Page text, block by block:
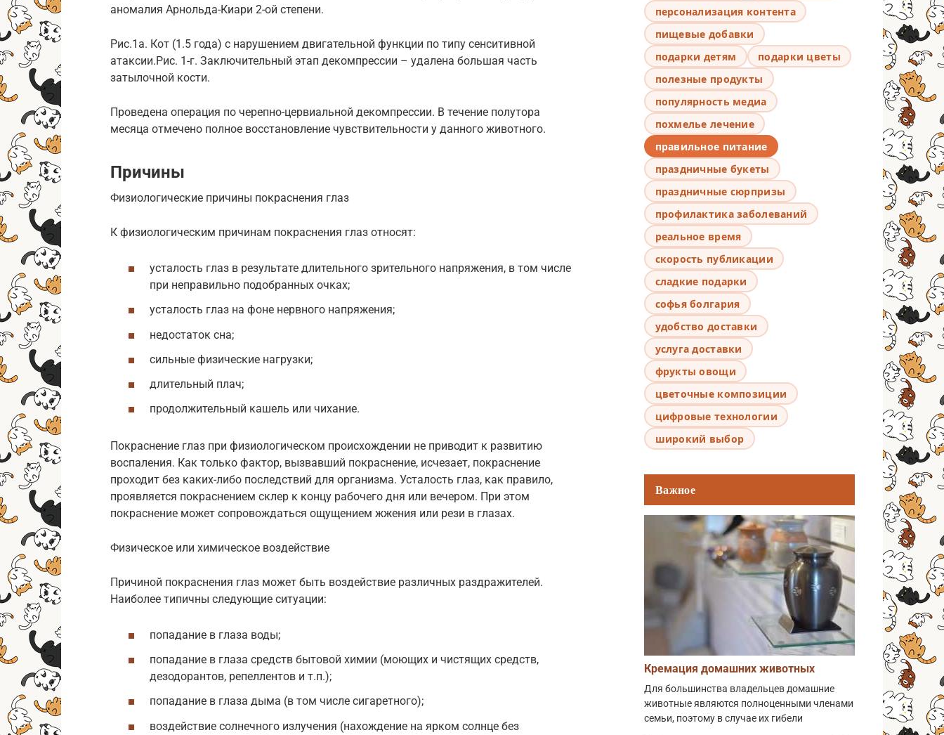
аномалия Арнольда-Киари 2-ой степени.
Рис.1а. Кот (1.5 года) с нарушением двигательной функции по типу сенситивной
атаксии.Рис. 1-г. Заключительный этап декомпрессии – удалена большая часть
затылочной кости.
Проведена операция по черепно-цервиальной декомпрессии. В течение полутора
месяца отмечено полное восстановление чувствительности у данного животного.
Причины
Физиологические причины покраснения глаз
К физиологическим причинам покраснения глаз относят:
усталость глаз в результате длительного зрительного напряжения, в том числе
при неправильно подобранных очках;
усталость глаз на фоне нервного напряжения;
недостаток сна;
сильные физические нагрузки;
длительный плач;
продолжительный кашель или чихание.
Покраснение глаз при физиологическом происхождении не приводит к развитию
воспаления. Как только фактор, вызвавший покраснение, исчезает, покраснение
проходит без каких-либо последствий для организма. Усталость глаз, как правило,
проявляется покраснением склер к концу рабочего дня или вечером. При этом
покраснение может сопровождаться ощущением жжения или рези в глазах.
Физическое или химическое воздействие
Причиной покраснения глаз может быть воздействие различных раздражителей.
Наиболее типичны следующие ситуации:
попадание в глаза воды;
попадание в глаза средств бытовой химии (моющих и чистящих средств,
дезодорантов, репеллентов и т.п.);
попадание в глаза дыма (в том числе сигаретного);
воздействие солнечного излучения (нахождение на ярком солнце без
персонализация контента
пищевые добавки
подарки детям
подарки цветы
полезные продукты
популярность медиа
похмелье лечение
правильное питание
праздничные букеты
праздничные сюрпризы
профилактика заболеваний
реальное время
скорость публикации
сладкие подарки
софья болгария
удобство доставки
услуга доставки
фрукты овощи
цветочные композиции
цифровые технологии
широкий выбор
Важное
Кремация домашних животных
Для большинства владельцев домашние
животные являются полноценными членами
семьи, поэтому в случае их гибели